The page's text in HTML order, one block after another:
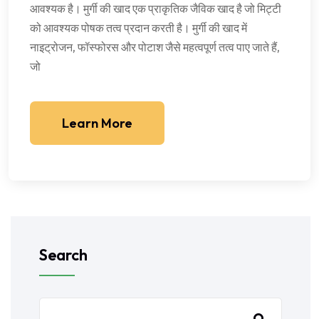
आवश्यक है। मुर्गी की खाद एक प्राकृतिक जैविक खाद है जो मिट्टी
को आवश्यक पोषक तत्व प्रदान करती है। मुर्गी की खाद में
नाइट्रोजन, फॉस्फोरस और पोटाश जैसे महत्वपूर्ण तत्व पाए जाते हैं,
जो
Learn More
Search